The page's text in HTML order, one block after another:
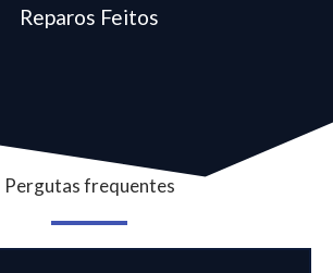
Reparos Feitos
Pergutas frequentes